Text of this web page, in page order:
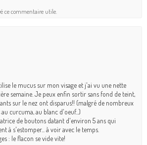
ce commentaire utile.
le mucus sur mon visage et j'ai vu une nette
semaine. Je peux enfin sortir sans fond de teint,
sur le nez ont disparus!! (malgré de nombreux
curcuma, au blanc d'oeuf...)
de boutons datant d'environ 5 ans qui
à s'estomper... à voir avec le temps.
: le flacon se vide vite!